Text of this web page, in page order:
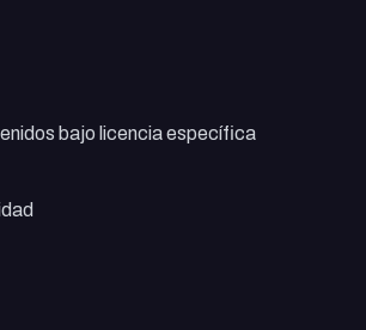
bajo licencia específica